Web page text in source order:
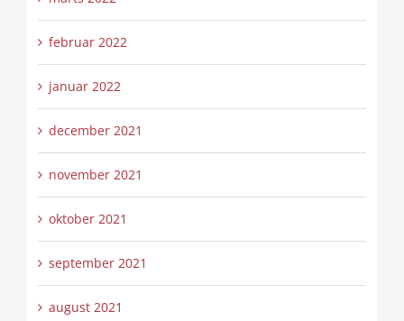
februar 2022
januar 2022
december 2021
november 2021
oktober 2021
september 2021
august 2021